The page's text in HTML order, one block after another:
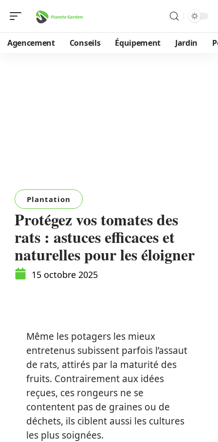
Agencement Conseils Équipement Jardin
Plantation
Protégez vos tomates des
rats : astuces efficaces et
naturelles pour les éloigner
15 octobre 2025
Même les potagers les mieux
entretenus subissent parfois l’assaut
de rats, attirés par la maturité des
fruits. Contrairement aux idées
reçues, ces rongeurs ne se
contentent pas de graines ou de
déchets, ils ciblent aussi les cultures
les plus soignées.